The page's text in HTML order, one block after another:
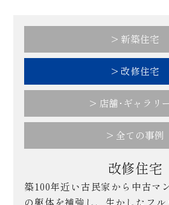
> 新築住宅
> 改修住宅
> 店舗･ギャラリ
> 全ての事例
改修住宅
築100年近い古民家から中古マ
の躯体を補強し、生かしたフ